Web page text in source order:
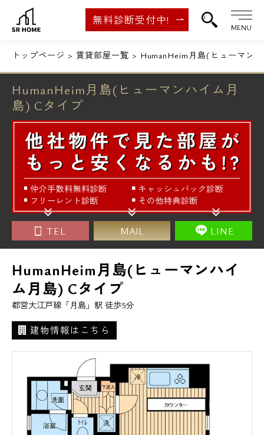
無料診断受付中!
MENU
トップページ 賃貸部屋一覧 HumanHeim月島(ヒューマン
HumanHeim月島(ヒューマンハイム月
島) Cタイプ
TEL MAIL LINE
HumanHeim月島(ヒューマンハイ
ム月島) Cタイプ
都営大江戸線「月島」駅 徒歩5分
建物情報はこちら